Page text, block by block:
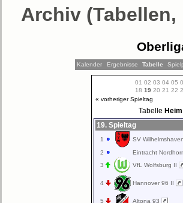
Archiv
Kalender Ergebnisse Tabelle
01 02 03 04 05
18 19 20 21 22
« vorheriger Spieltag
Tabelle
19. Spieltag
1
SV
2
Eintracht
3
VfL Wolfsburg II
4 Hannover 96 II
5
Altona 93